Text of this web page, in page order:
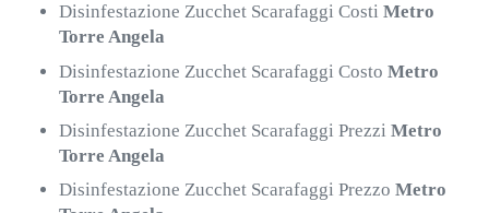
Disinfestazione Zucchet Scarafaggi CostiMetro
Torre Angela
Disinfestazione Zucchet Scarafaggi CostoMetro
Torre Angela
Disinfestazione Zucchet Scarafaggi PrezziMetro
Torre Angela
Disinfestazione Zucchet Scarafaggi PrezzoMetro